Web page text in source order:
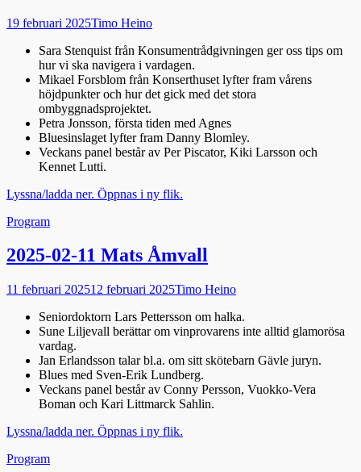
Publicerad
19 februari 2025Författare
Timo Heino
Sara Stenquist från Konsumentrådgivningen ger oss tips om
hur vi ska navigera i vardagen.
Mikael Forsblom från Konserthuset lyfter fram vårens
höjdpunkter och hur det gick med det stora
ombyggnadsprojektet.
Petra Jonsson, första tiden med Agnes
Bluesinslaget lyfter fram Danny Blomley.
Veckans panel består av Per Piscator, Kiki Larsson och
Kennet Lutti.
Lyssna/ladda ner. Öppnas i ny flik.
Kategorier
Program
2025-02-11 Mats Åmvall
Publicerad
11 februari 202512 februari 2025Författare
Timo Heino
Seniordoktorn Lars Pettersson om halka.
Sune Liljevall berättar om vinprovarens inte alltid glamorösa
vardag.
Jan Erlandsson talar bl.a. om sitt skötebarn Gävle juryn.
Blues med Sven-Erik Lundberg.
Veckans panel består av Conny Persson, Vuokko-Vera
Boman och Kari Littmarck Sahlin.
Lyssna/ladda ner. Öppnas i ny flik.
Kategorier
Program